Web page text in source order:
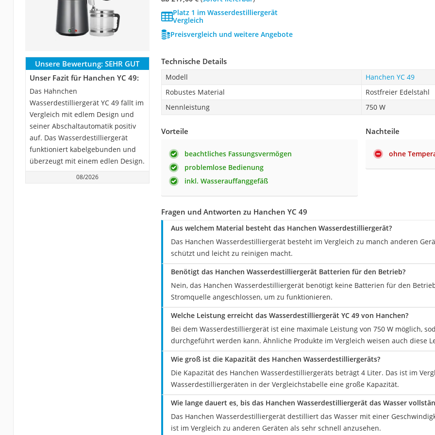
Platz 1 im Wasserdestilliergerät
Vergleich
Preisvergleich und weitere Angebote
Unsere Bewertung: SEHR GUT
Unser Fazit für Hanchen YC 49:
Das Hahnchen
Wasserdestilliergerät YC 49 fällt im
Vergleich mit edlem Design und
seiner Abschaltautomatik positiv
auf. Das Wasserdestilliergerät
funktioniert kabelgebunden und
überzeugt mit einem edlen Design.
08/2026
Technische Details
Modell
Hanchen YC 49
Robustes Material
Rostfreier Edelstahl
Nennleistung
750 W
Vorteile
beachtliches Fassungsvermögen
problemlose Bedienung
inkl. Wasserauffanggefäß
Nachteile
ohne
Fragen und Antworten zu Hanchen YC 49
Aus welchem Material besteht das Hanchen Wasserdestilliergerät?
Das Hanchen Wasserdestilliergerät besteht im Vergleich zu manch anderen
schützt und leicht zu reinigen macht.
Benötigt das Hanchen Wasserdestilliergerät Batterien für den Betrieb?
Nein, das Hanchen Wasserdestilliergerät benötigt keine Batterien für den
Stromquelle angeschlossen, um zu funktionieren.
Welche Leistung erreicht das Wasserdestilliergerät YC 49 von Hanchen?
Bei dem Wasserdestilliergerät ist eine maximale Leistung von 750 W möglich,
durchgeführt werden kann. Ähnliche Produkte im Vergleich weisen auch diese
Wie groß ist die Kapazität des Hanchen Wasserdestilliergeräts?
Die Kapazität des Hanchen Wasserdestilliergeräts beträgt 4 Liter. Das ist im
Wasserdestilliergeräten in der Vergleichstabelle eine große Kapazität.
Wie lange dauert es, bis das Hanchen Wasserdestilliergerät das Wasser
Das Hanchen Wasserdestilliergerät destilliert das Wasser mit einer
ist im Vergleich zu anderen Geräten als sehr schnell anzusehen.